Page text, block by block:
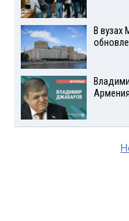
В
Армения